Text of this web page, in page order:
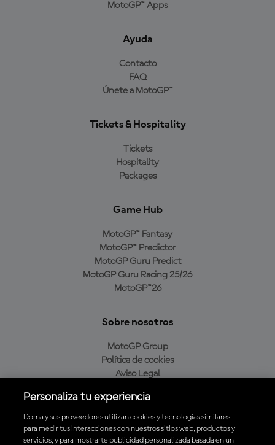
MotoGP™ Apps
Ayuda
Contacto
FAQ
Únete a MotoGP™
Tickets & Hospitality
Tickets
Hospitality
Packages
Game Hub
MotoGP™ Fantasy
MotoGP™ Predictor
MotoGP Guru Predict
MotoGP Guru Racing 25/26
MotoGP™26
Sobre nosotros
MotoGP Group
Política de cookies
Aviso Legal
Política de compra
Personaliza tu experiencia
Dorna y sus proveedores utilizan cookies y tecnologías similares
para medir tus interacciones con nuestros sitios web, productos y
servicios, y para mostrarte publicidad personalizada basada en un